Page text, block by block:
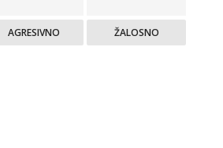
AGRESIVNO ŽALOSNO